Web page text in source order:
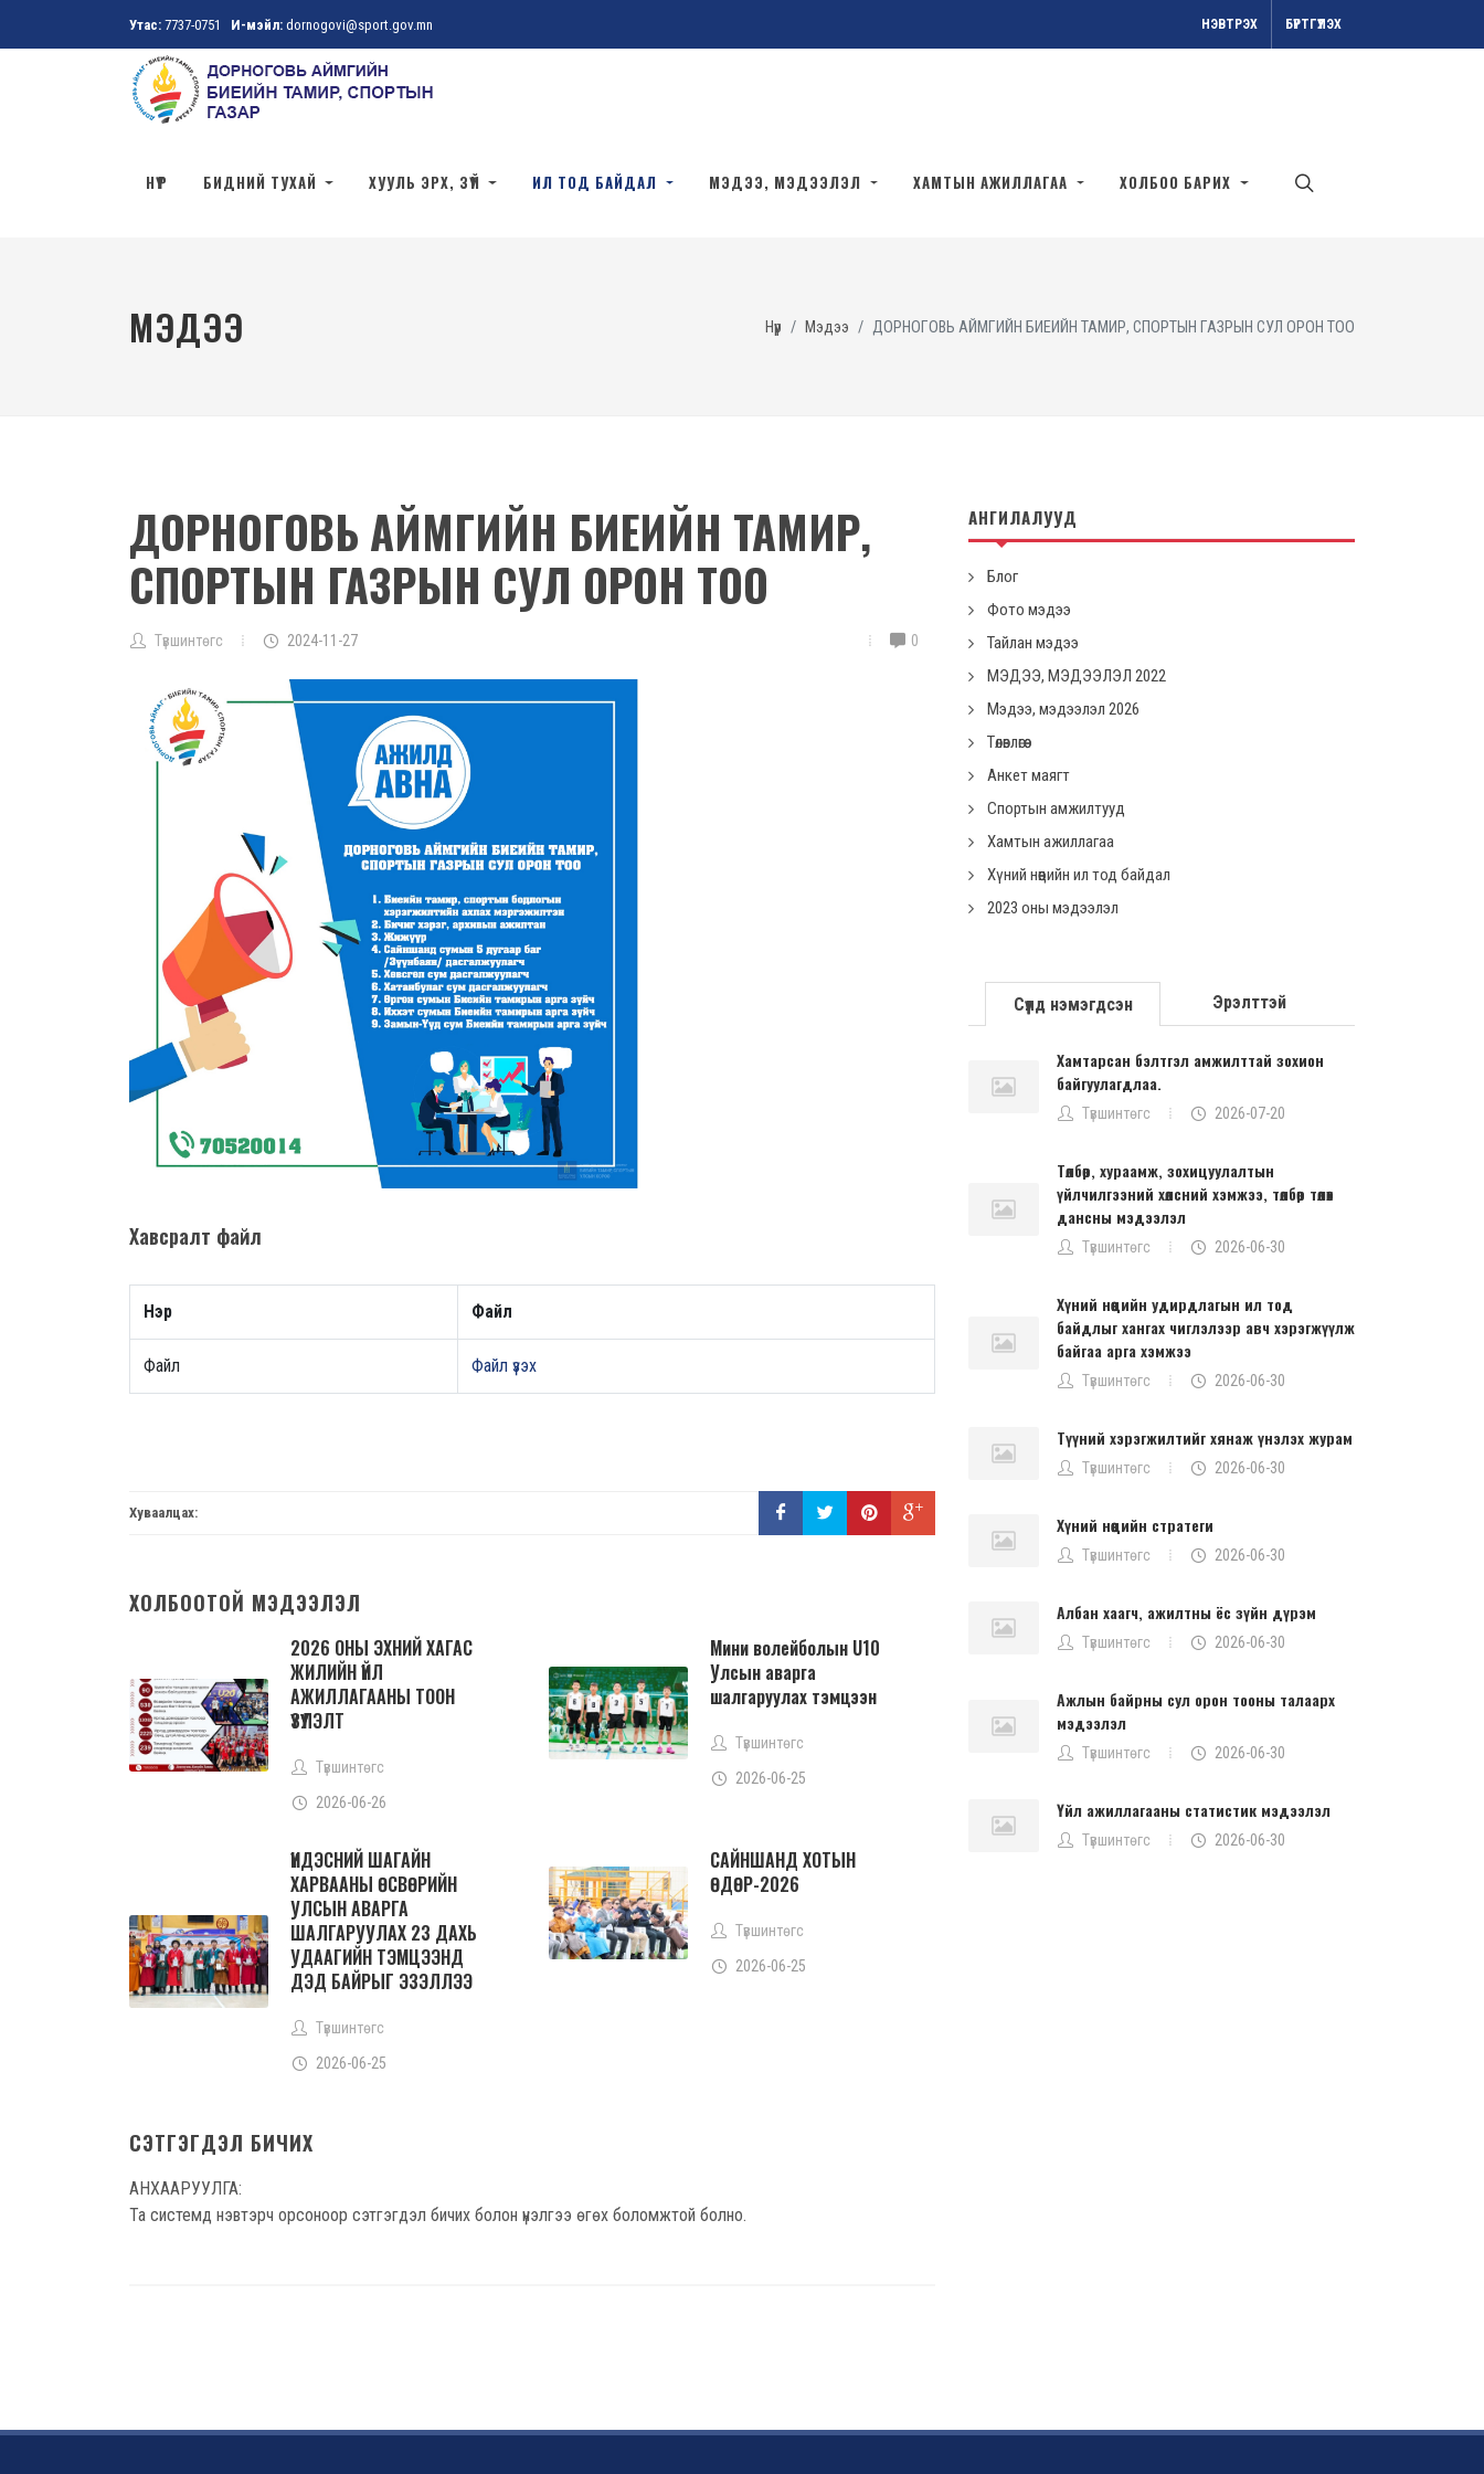
Утас: 7737-0751 И-мэйл: dornogovi@sport.gov.mn НЭВТРЭХ БҮРТГҮҮЛЭХ
НҮҮР БИДНИЙ ТУХАЙ ХУУЛЬ ЭРХ, ЗҮЙ ИЛ ТОД БАЙДАЛ МЭДЭЭ, МЭДЭЭЛЭЛ ХАМТЫН АЖИЛЛАГАА ХОЛБОО БАРИХ
МЭДЭЭ Нүүр Мэдээ ДОРНОГОВЬ АЙМГИЙН БИЕИЙН ТАМИР, СПОРТЫН ГАЗРЫН СУЛ ОРОН ТОО
ДОРНОГОВЬ АЙМГИЙН БИЕИЙН ТАМИР,
СПОРТЫН ГАЗРЫН СУЛ ОРОН ТОО
Түвшинтөгс 2024-11-27 0
Хавсралт файл
Нэр Файл
Файл Файл үзэх
Хуваалцах:
ХОЛБООТОЙ МЭДЭЭЛЭЛ
2026 ОНЫ ЭХНИЙ ХАГАС
ЖИЛИЙН ҮЙЛ
АЖИЛЛАГААНЫ ТООН
ҮЗҮҮЛЭЛТ
Түвшинтөгс
2026-06-26
Мини волейболын U10
Улсын аварга
шалгаруулах тэмцээн
Түвшинтөгс
2026-06-25
ҮНДЭСНИЙ ШАГАЙН
ХАРВААНЫ ӨСВӨРИЙН
УЛСЫН АВАРГА
ШАЛГАРУУЛАХ 23 ДАХЬ
УДААГИЙН ТЭМЦЭЭНД
ДЭД БАЙРЫГ ЭЗЭЛЛЭЭ
Түвшинтөгс
2026-06-25
САЙНШАНД ХОТЫН
ӨДӨР-2026
Түвшинтөгс
2026-06-25
СЭТГЭГДЭЛ БИЧИХ
АНХААРУУЛГА:
Та системд нэвтэрч орсоноор сэтгэгдэл бичих болон үнэлгээ өгөх боломжтой болно.
АНГИЛАЛУУД
Блог
Фото мэдээ
Тайлан мэдээ
МЭДЭЭ, МЭДЭЭЛЭЛ 2022
Мэдээ, мэдээлэл 2026
Төлөвлөгөө
Анкет маягт
Спортын амжилтууд
Хамтын ажиллагаа
Хүний нөөцийн ил тод байдал
2023 оны мэдээлэл
Сүүлд нэмэгдсэн Эрэлттэй
Хамтарсан бэлтгэл амжилттай зохион
байгуулагдлаа.
Түвшинтөгс 2026-07-20
Төлбөр, хураамж, зохицуулалтын
үйлчилгээний хөлсний хэмжээ, төлбөр төлөх
дансны мэдээлэл
Түвшинтөгс 2026-06-30
Хүний нөөцийн удирдлагын ил тод
байдлыг хангах чиглэлээр авч хэрэгжүүлж
байгаа арга хэмжээ
Түвшинтөгс 2026-06-30
Түүний хэрэгжилтийг хянаж үнэлэх журам
Түвшинтөгс 2026-06-30
Хүний нөөцийн стратеги
Түвшинтөгс 2026-06-30
Албан хаагч, ажилтны ёс зүйн дүрэм
Түвшинтөгс 2026-06-30
Ажлын байрны сул орон тооны талаарх
мэдээлэл
Түвшинтөгс 2026-06-30
Үйл ажиллагааны статистик мэдээлэл
Түвшинтөгс 2026-06-30